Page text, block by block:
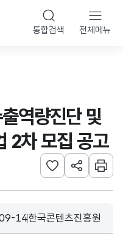
통합검색 전체메뉴
역량진단 및
2차 모집 공고
관심사 등록하기
URL 공유하
인쇄
14
수집기관
한국콘텐츠진흥원